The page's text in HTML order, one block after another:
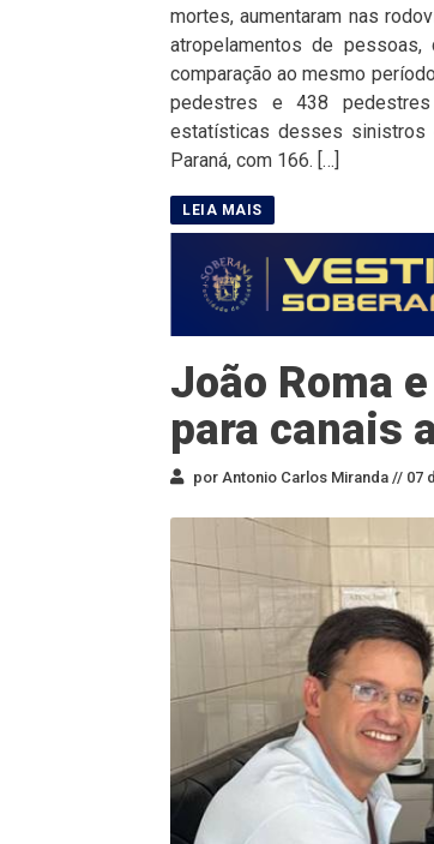
mortes, aumentaram nas
atropelamentos de
comparação ao mesmo
pedestres e 438
estatísticas desses sinistros
Paraná, com 166. […]
João Roma
para canais
por Antonio Carlos Miranda // 07